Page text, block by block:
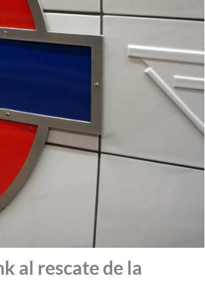
al rescate de la